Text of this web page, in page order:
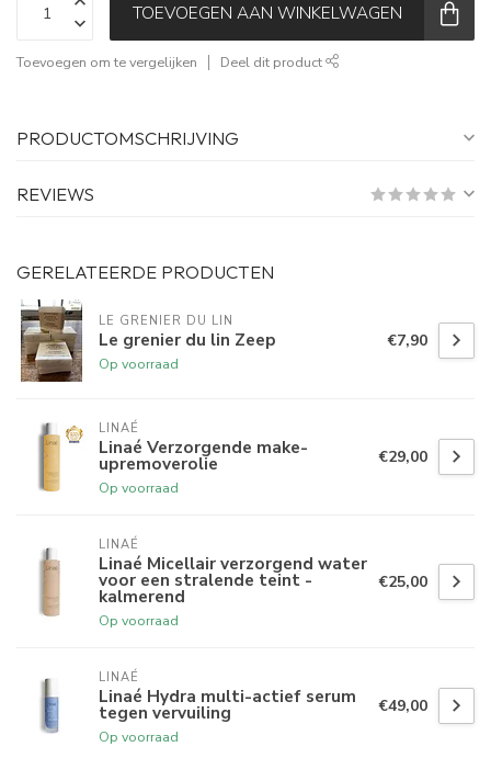
TOEVOEGEN AAN WINKELWAGEN
Toevoegen om te vergelijken Deel dit product
PRODUCTOMSCHRIJVING
REVIEWS
GERELATEERDE PRODUCTEN
LE GRENIER DU LIN
Le grenier du lin Zeep
Op voorraad
€7,90
LINAÉ
Linaé Verzorgende make-
upremoverolie
Op voorraad
€29,00
LINAÉ
Linaé Micellair verzorgend water
voor een stralende teint -
kalmerend
Op voorraad
€25,00
LINAÉ
Linaé Hydra multi-actief serum
tegen vervuiling
Op voorraad
€49,00